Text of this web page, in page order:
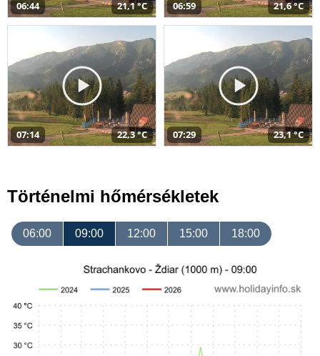
06:44 21,1 °C 06:59 21,6 °C
07:14 22,3 °C 07:29 23,1 °C
Történelmi hőmérsékletek
06:00 09:00 12:00 15:00 18:00